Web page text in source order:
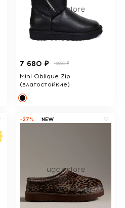
7 680 ₽ 15890 ₽
Mini Oblique Zip
(влагостойкие)
-27% NEW